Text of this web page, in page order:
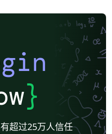
}
超过25万人信任